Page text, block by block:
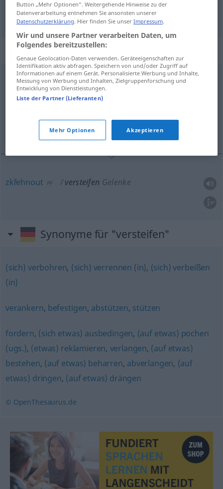
vystužovat<-žit> versteifen ARCH
„versteifen“: intransitives Verb
versteifenv/i <ohnege;sein>
Übersicht aller Übersetzungen
zkřehnout
zkřehnout PF versteifen Gelenke
Synonyme für "versteifen"
(sich) verbohren, (sich) verrennen (in), (sich) verbeißen
(in)
verankern, befestigen, abstützen, stützen
fordern, (sich etwas) ausbedingen, (auf etwas) pochen
(ugs.), (etwas) reklamieren, verlangen, (auf etwas)
bestehen, (auf etwas) beharren, abverlangen, (auf
etwas) dringen, (auf etwas) drängen
© OpenThesaurus.de
Button „Mehr Optionen“. Weitergehende Hinweise zu der
Datenverarbeitung entnehmen Sie ansonsten unserer
Datenschutzerklärung. Hier finden Sie unserImpressum.
Wir und unsere Partner verarbeiten Daten, um
Folgendes bereitzustellen:
Genaue Geolocation-Daten verwenden. Geräteeigenschaften zur
Identifikation aktiv abfragen. Speichern von und/oder Zugriff auf
Informationen auf einem Gerät. Personalisierte Werbung und Inhalte,
Messung von Werbung und Inhalten, Zielgruppenforschung und
Entwicklung von Dienstleistungen.
Liste der Partner (Lieferanten)
Mehr Optionen Akzeptieren